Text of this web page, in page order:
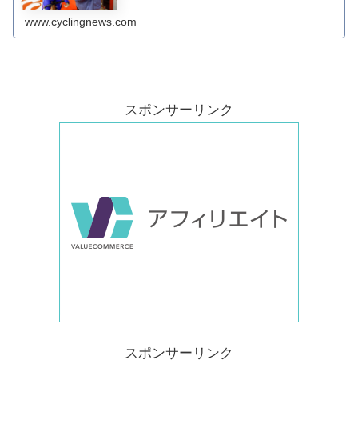
www.cyclingnews.com
スポンサーリンク
スポンサーリンク